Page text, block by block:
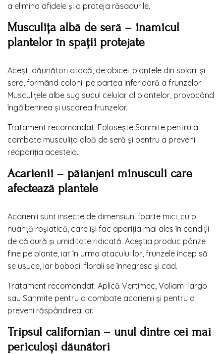
a elimina afidele și a proteja răsadurile.
Musculița albă de seră – inamicul
plantelor în spații protejate
Acești dăunători atacă, de obicei, plantele din solarii și
sere, formând colonii pe partea inferioară a frunzelor.
Musculițele albe sug sucul celular al plantelor, provocând
îngălbenirea și uscarea frunzelor.
Tratament recomandat: Folosește Sanmite pentru a
combate musculița albă de seră și pentru a preveni
reapariția acesteia.
Acarienii – păianjeni minusculi care
afectează plantele
Acarienii sunt insecte de dimensiuni foarte mici, cu o
nuanță roșiatică, care își fac apariția mai ales în condiții
de căldură și umiditate ridicată. Aceștia produc pânze
fine pe plante, iar în urma atacului lor, frunzele încep să
se usuce, iar bobocii florali se înnegresc și cad.
Tratament recomandat: Aplică Vertimec, Voliam Targo
sau Sanmite pentru a combate acarienii și pentru a
preveni răspândirea lor.
Tripsul californian – unul dintre cei mai
periculoși dăunători